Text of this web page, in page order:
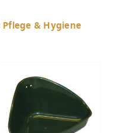
Pflege & Hygiene